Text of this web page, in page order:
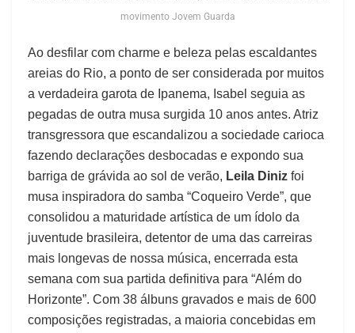
movimento Jovem Guarda
Ao desfilar com charme e beleza pelas escaldantes
areias do Rio, a ponto de ser considerada por muitos
a verdadeira garota de Ipanema, Isabel seguia as
pegadas de outra musa surgida 10 anos antes. Atriz
transgressora que escandalizou a sociedade carioca
fazendo declarações desbocadas e expondo sua
barriga de grávida ao sol de verão, Leila Diniz foi
musa inspiradora do samba “Coqueiro Verde”, que
consolidou a maturidade artística de um ídolo da
juventude brasileira, detentor de uma das carreiras
mais longevas de nossa música, encerrada esta
semana com sua partida definitiva para “Além do
Horizonte”. Com 38 álbuns gravados e mais de 600
composições registradas, a maioria concebidas em